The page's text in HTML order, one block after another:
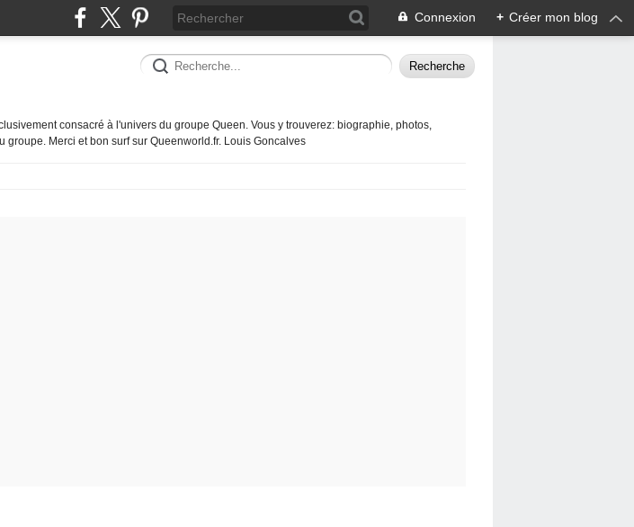
Connexion + Créer mon blog
consacré à l'univers du groupe Queen. Vous y trouverez: biographie, photos,
Merci et bon surf sur Queenworld.fr. Louis Goncalves